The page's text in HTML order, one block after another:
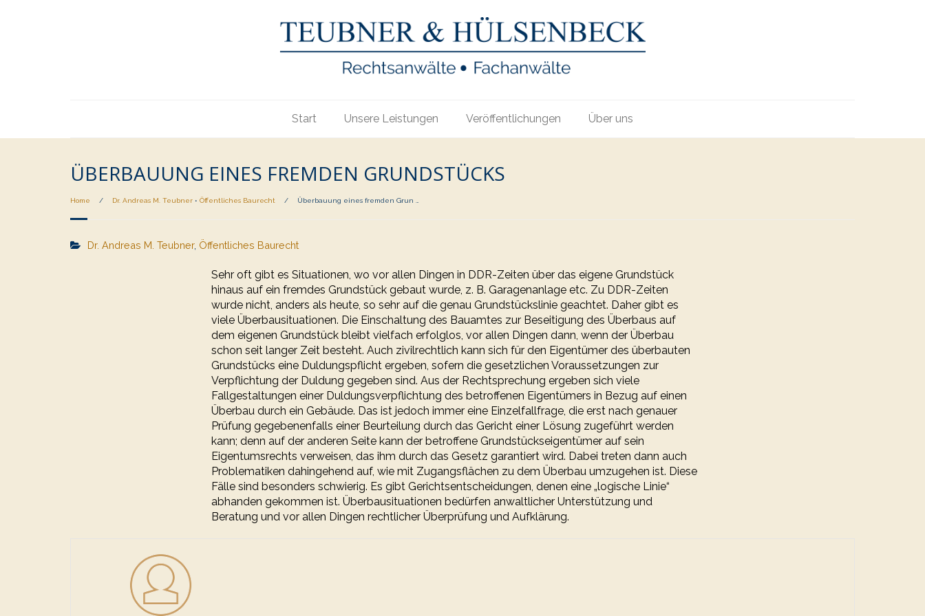
Start Unsere Leistungen Veröffentlichungen Über uns
ÜBERBAUUNG EINES FREMDEN GRUNDSTÜCKS
Home / Dr. Andreas M. Teubner • Öffentliches Baurecht / Überbauung eines fremden Grun …
Dr. Andreas M. Teubner, Öffentliches Baurecht
Sehr oft gibt es Situationen, wo vor allen Dingen in DDR-Zeiten über das eigene Grundstück
hinaus auf ein fremdes Grundstück gebaut wurde, z. B. Garagenanlage etc. Zu DDR-Zeiten
wurde nicht, anders als heute, so sehr auf die genau Grundstückslinie geachtet. Daher gibt es
viele Überbausituationen. Die Einschaltung des Bauamtes zur Beseitigung des Überbaus auf
dem eigenen Grundstück bleibt vielfach erfolglos, vor allen Dingen dann, wenn der Überbau
schon seit langer Zeit besteht. Auch zivilrechtlich kann sich für den Eigentümer des überbauten
Grundstücks eine Duldungspflicht ergeben, sofern die gesetzlichen Voraussetzungen zur
Verpflichtung der Duldung gegeben sind. Aus der Rechtsprechung ergeben sich viele
Fallgestaltungen einer Duldungsverpflichtung des betroffenen Eigentümers in Bezug auf einen
Überbau durch ein Gebäude. Das ist jedoch immer eine Einzelfallfrage, die erst nach genauer
Prüfung gegebenenfalls einer Beurteilung durch das Gericht einer Lösung zugeführt werden
kann; denn auf der anderen Seite kann der betroffene Grundstückseigentümer auf sein
Eigentumsrechts verweisen, das ihm durch das Gesetz garantiert wird. Dabei treten dann auch
Problematiken dahingehend auf, wie mit Zugangsflächen zu dem Überbau umzugehen ist. Diese
Fälle sind besonders schwierig. Es gibt Gerichtsentscheidungen, denen eine „logische Linie“
abhanden gekommen ist. Überbausituationen bedürfen anwaltlicher Unterstützung und
Beratung und vor allen Dingen rechtlicher Überprüfung und Aufklärung.